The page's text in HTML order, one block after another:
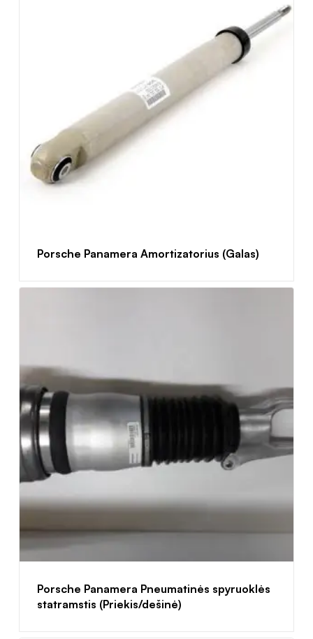
Porsche Panamera Amortizatorius (Galas)
Porsche Panamera Pneumatinės spyruoklės
statramstis (Priekis/dešinė)